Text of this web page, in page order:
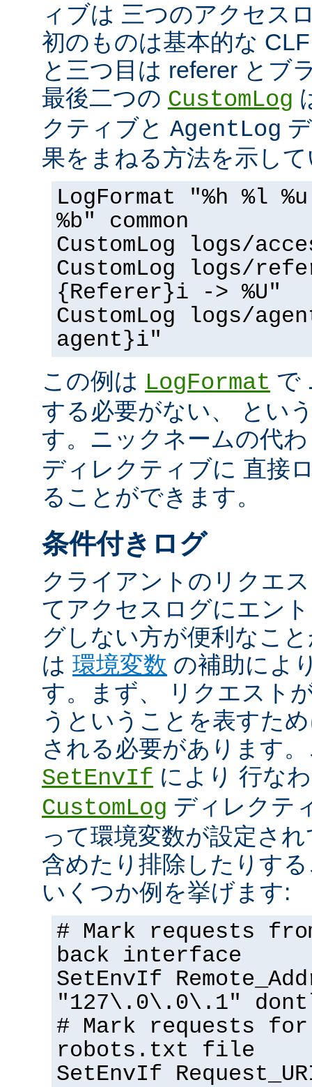
ィブは 三つのアクセス
初のものは基本的な
と三つ目は referer とブ
最後二つの CustomLog
クティブと AgentLog
果をまねる方法を示し
LogFormat "%h %l
%b" common
CustomLog logs/
CustomLog logs/
{Referer}i -> %U"
CustomLog logs/
agent}i"
この例は LogFormat で
する必要がない、 とい
す。ニックネームの代
ディレクティブに 直接
ることができます。
条件付きログ
クライアントのリクエ
てアクセスログにエン
グしない方が便利なこ
は 環境変数 の補助によ
す。まず、 リクエスト
うということを表すた
される必要があります
SetEnvIf により 行な
CustomLog ディレクテ
って環境変数が設定さ
含めたり排除したりす
いくつか例を挙げます:
# Mark requests
back interface
SetEnvIf
"127\.0\.0\.1"
# Mark requests
robots.txt file
SetEnvIf